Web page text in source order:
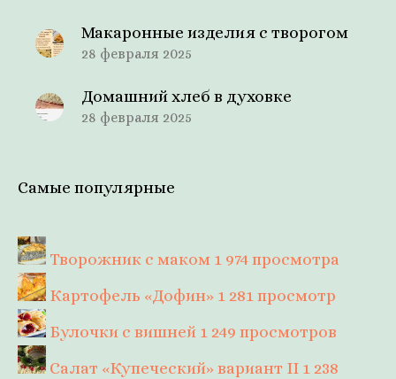
Макаронные изделия с творогом
28 февраля 2025
Домашний хлеб в духовке
28 февраля 2025
Самые популярные
Творожник с маком 1 974 просмотра
Картофель «Дофин» 1 281 просмотр
Булочки с вишней 1 249 просмотров
Салат «Купеческий» вариант II 1 238